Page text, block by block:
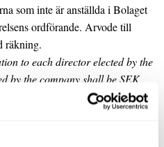
som inte är anställda i Bolaget
ordförande. Arvode till
räkning.
to each director elected by the
by the company shall be SEK
of directors is to receive
auditor is to be paid according